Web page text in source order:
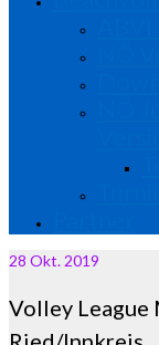
28 Okt. 2019
Volley League